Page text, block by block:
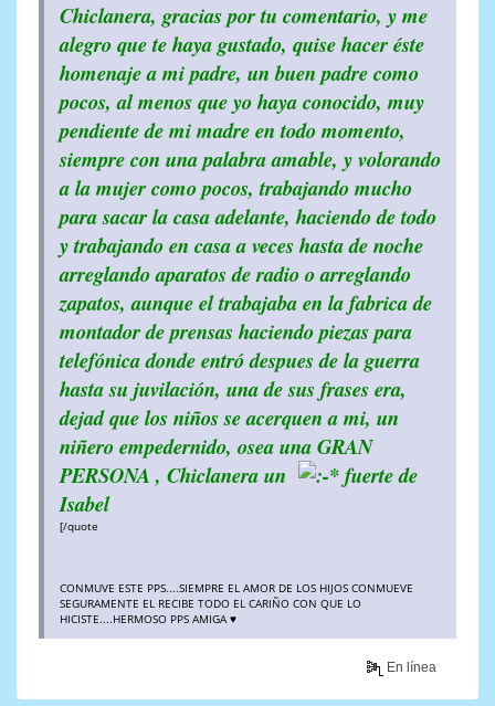
Chiclanera, gracias por tu comentario, y me
alegro que te haya gustado, quise hacer éste
homenaje a mi padre, un buen padre como
pocos, al menos que yo haya conocido, muy
pendiente de mi madre en todo momento,
siempre con una palabra amable, y volorando
a la mujer como pocos, trabajando mucho
para sacar la casa adelante, haciendo de todo
y trabajando en casa a veces hasta de noche
arreglando aparatos de radio o arreglando
zapatos, aunque el trabajaba en la fabrica de
montador de prensas haciendo piezas para
telefónica donde entró despues de la guerra
hasta su juvilación, una de sus frases era,
dejad que los niños se acerquen a mi, un
niñero empedernido, osea una GRAN
PERSONA , Chiclanera un
fuerte de
Isabel
[/quote
CONMUVE ESTE PPS....SIEMPRE EL AMOR DE LOS HIJOS CONMUEVE
SEGURAMENTE EL RECIBE TODO EL CARIÑO CON QUE LO
HICISTE....HERMOSO PPS AMIGA ♥
En línea